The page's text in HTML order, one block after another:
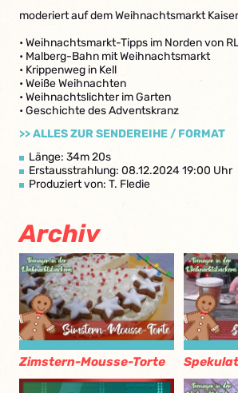
moderiert auf dem Weihnachtsmarkt
• Weihnachtsmarkt-Tipps im Norden von
• Malberg-Bahn mit Weihnachtsmarkt
• Krippenweg in Kell
• Weiße Weihnachten
• Weihnachtslichter im Garten
• Geschichte des Adventskranz
>> ALLES ZUR SENDEREIHE / FORMAT
Länge: 34m 20s
Erstausstrahlung: 08.12.2024 19:00 Uhr
Produziert von: T. Fledie
Archiv
Zimstern-Mousse-Torte